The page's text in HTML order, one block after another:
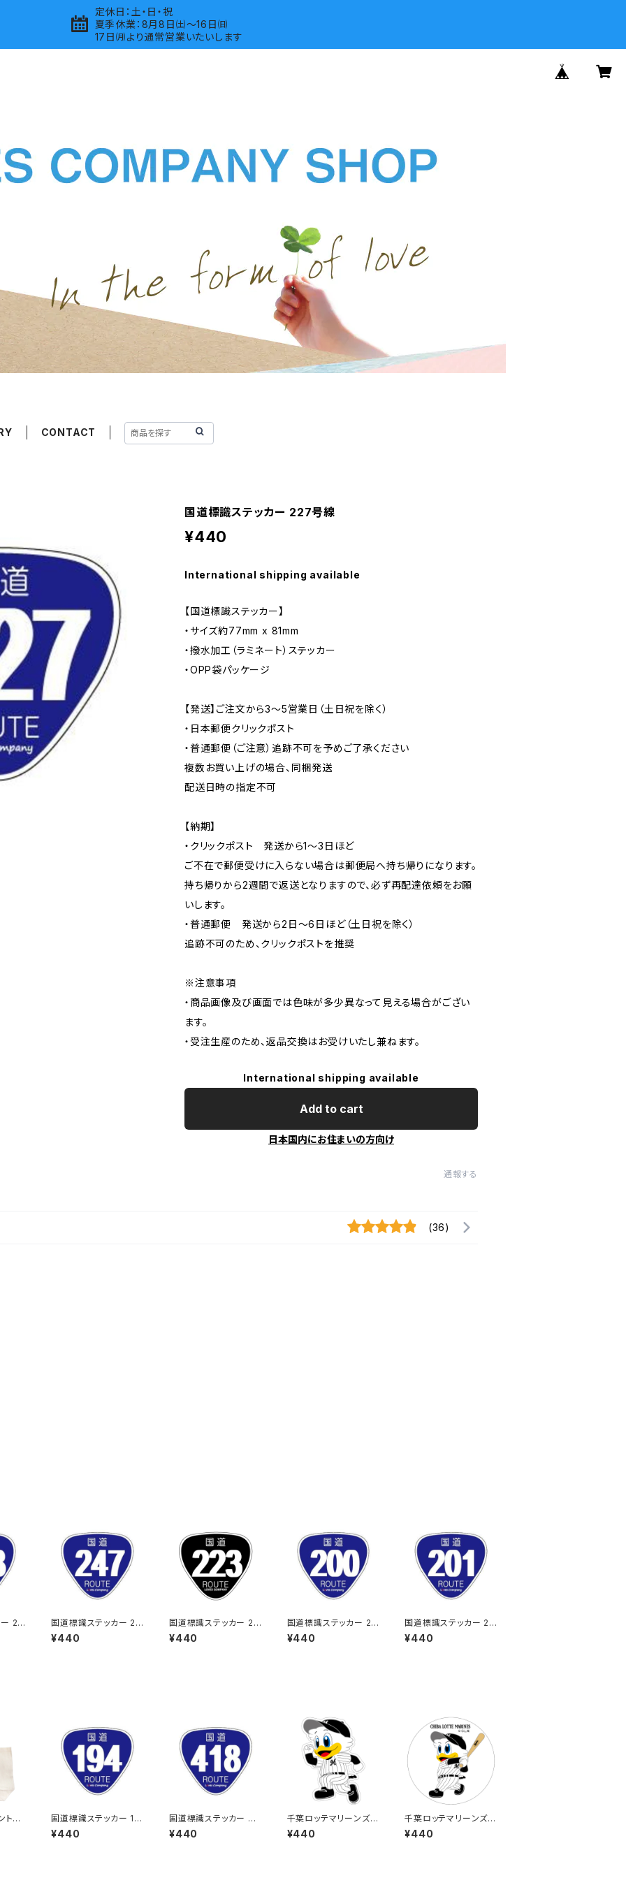
定休日：土・日・祝
夏季休業：8月8日㈯～16日㈰
17日㈪より通常営業いたいします
CONTACT
国道標識ステッカー 227号線
¥440
International shipping available
【国道標識ステッカー】
・サイズ約77mm x 81mm
・撥水加工（ラミネート）ステッカー
・OPP袋パッケージ
【発送】ご注文から3〜5営業日（土日祝を除く）
・日本郵便クリックポスト
・普通郵便（ご注意）追跡不可を予めご了承ください
複数お買い上げの場合、同梱発送
配送日時の指定不可
【納期】
・クリックポスト 発送から1〜3日ほど
ご不在で郵便受けに入らない場合は郵便局へ持ち帰りになります。
持ち帰りから2週間で返送となりますので、必ず再配達依頼をお願
いします。
・普通郵便 発送から2日〜6日ほど（土日祝を除く）
追跡不可のため、クリックポストを推奨
※注意事項
・商品画像及び画面では色味が多少異なって見える場合がござい
ます。
・受注生産のため、返品交換はお受けいたし兼ねます。
International shipping available
Add to cart
日本国内にお住まいの方向け
通報する
(36)
ー 23
国道標識ステッカー 24
7号線
¥440
国道標識ステッカー 22
3号線（ブラック）
¥440
国道標識ステッカー 20
0号線
¥440
国道標識ステッカー 20
1号線
¥440
国道標識ステッカー 19
4号線
¥440
国道標識ステッカー 41
8号線
¥440
千葉ロッテマリーンズス
テッカー14
¥440
千葉ロッテマリーンズス
テッカー8
¥440